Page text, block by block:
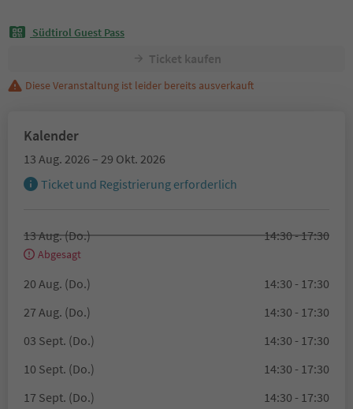
Südtirol Guest Pass
Ticket kaufen
Diese Veranstaltung ist leider bereits ausverkauft
Kalender
13 Aug. 2026 – 29 Okt. 2026
Ticket und Registrierung erforderlich
13 Aug. (Do.) 14:30 - 17:30
Abgesagt
20 Aug. (Do.)
14:30 - 17:30
27 Aug. (Do.)
14:30 - 17:30
03 Sept. (Do.)
14:30 - 17:30
10 Sept. (Do.)
14:30 - 17:30
17 Sept. (Do.)
14:30 - 17:30